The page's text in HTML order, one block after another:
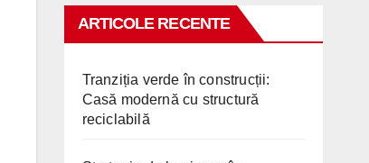
ARTICOLE RECENTE
Tranziția verde în construcții:
Casă modernă cu structură
reciclabilă